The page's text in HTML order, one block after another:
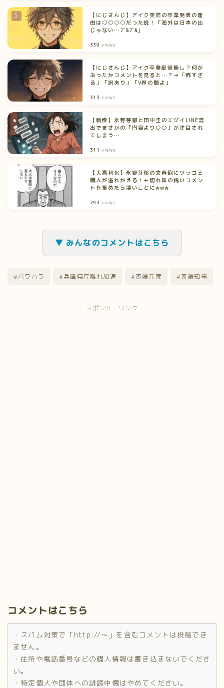
【にじさんじ】アイク突然の卒業発表の理
由は○○○○だった説！「海外は日本の比
じゃない…ﾌﾞﾙﾌﾞﾙ」
339 views
【にじさんじ】アイク卒業配信無し？何が
あったかコメントを見ると…？→「怖すぎ
る」「訳あり」「V界の闇よ」
313 views
【戦慄】永野芽郁と田中圭のエグイLINE流
出でまさかの「内容より○○」が注目され
てしまう…
311 views
【大喜利化】永野芽郁の文春砲にツッコミ
職人が溢れかえる！←切れ味の鋭いコメン
トを集めたら凄いことにwww
293 views
▼ みんなのコメントはこちら
#パワハラ #兵庫県庁離れ加速 #斎藤元彦 #斎藤知事
スポンサーリンク
コメントはこちら
・スパム対策で「http://～」を含むコメントは投稿でき
ません。
・住所や電話番号などの個人情報は書き込まないでくださ
い。
・特定個人や団体への誹謗中傷はやめてください。